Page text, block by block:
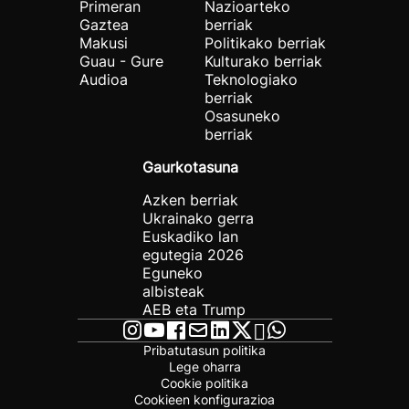
Primeran
Gaztea
Makusi
Guau - Gure
Audioa
Nazioarteko
berriak
Politikako berriak
Kulturako berriak
Teknologiako
berriak
Osasuneko
berriak
Gaurkotasuna
Azken berriak
Ukrainako gerra
Euskadiko lan
egutegia 2026
Eguneko
albisteak
AEB eta Trump
Pribatutasun politika
Lege oharra
Cookie politika
Cookieen konfigurazioa